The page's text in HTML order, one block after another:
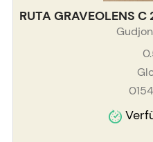
RUTA GRAVEOLENS